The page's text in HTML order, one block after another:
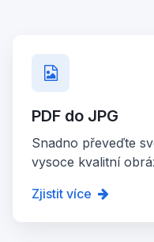
PDF do JPG
Snadno převeďte
vysoce kvalitní
Zjistit více